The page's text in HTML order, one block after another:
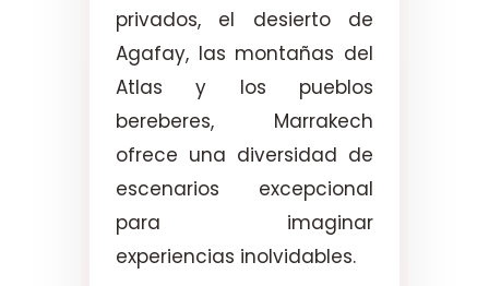
privados, el desierto de
Agafay, las montañas del
Atlas y los pueblos
bereberes, Marrakech
ofrece una diversidad de
escenarios excepcional
para imaginar
experiencias inolvidables.